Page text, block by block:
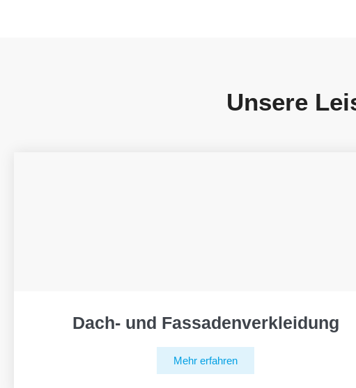
Unsere
Dach- und Fassadenverkleidung
Mehr erfahren